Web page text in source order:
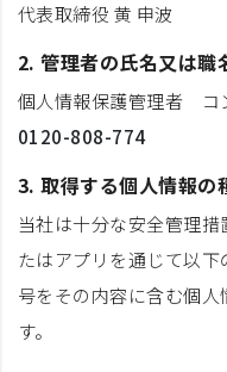
代表取締役 黄 申波
2. 管理者の氏名又は職
個人情報保護管理者 コ
0120-808-774
3. 取得する個人情報の
当社は十分な安全管理
たはアプリを通じて以
号をその内容に含む個
す。